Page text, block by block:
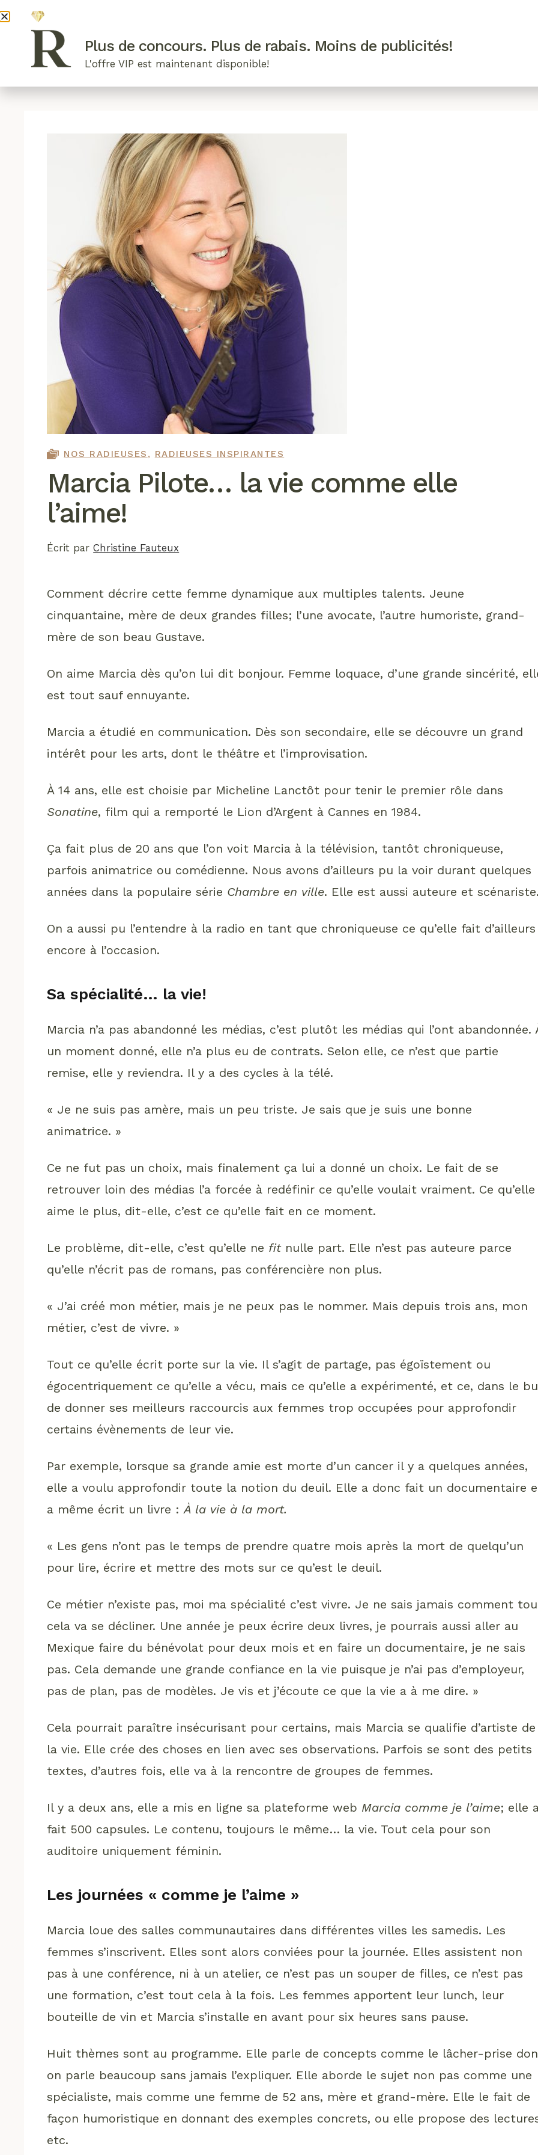
NOS RADIEUSES , RADIEUSES INSPIRANTES
Marcia Pilote… la vie comme elle
l’aime!
Écrit parChristine Fauteux
Comment décrire cette femme dynamique aux multiples talents. Jeune
cinquantaine, mère de deux grandes filles; l’une avocate, l’autre humoriste, grand-
mère de son beau Gustave.
On aime Marcia dès qu’on lui dit bonjour. Femme loquace, d’une grande sincérité,
est tout sauf ennuyante.
Marcia a étudié en communication. Dès son secondaire, elle se découvre un grand
intérêt pour les arts, dont le théâtre et l’improvisation.
À 14 ans, elle est choisie par Micheline Lanctôt pour tenir le premier rôle dans
Sonatine, film qui a remporté le Lion d’Argent à Cannes en 1984.
Ça fait plus de 20 ans que l’on voit Marcia à la télévision, tantôt chroniqueuse,
parfois animatrice ou comédienne. Nous avons d’ailleurs pu la voir durant quelques
années dans la populaire série Chambre en ville. Elle est aussi auteure et
On a aussi pu l’entendre à la radio en tant que chroniqueuse ce qu’elle fait d’ailleurs
encore à l’occasion.
Sa spécialité… la vie!
Marcia n’a pas abandonné les médias, c’est plutôt les médias qui l’ont abandonnée.
un moment donné, elle n’a plus eu de contrats. Selon elle, ce n’est que partie
remise, elle y reviendra. Il y a des cycles à la télé.
« Je ne suis pas amère, mais un peu triste. Je sais que je suis une bonne
animatrice. »
Ce ne fut pas un choix, mais finalement ça lui a donné un choix. Le fait de se
retrouver loin des médias l’a forcée à redéfinir ce qu’elle voulait vraiment. Ce qu’elle
aime le plus, dit-elle, c’est ce qu’elle fait en ce moment.
Le problème, dit-elle, c’est qu’elle ne fit nulle part. Elle n’est pas auteure parce
qu’elle n’écrit pas de romans, pas conférencière non plus.
« J’ai créé mon métier, mais je ne peux pas le nommer. Mais depuis trois ans, mon
métier, c’est de vivre. »
Tout ce qu’elle écrit porte sur la vie. Il s’agit de partage, pas égoïstement ou
égocentriquement ce qu’elle a vécu, mais ce qu’elle a expérimenté, et ce, dans le
de donner ses meilleurs raccourcis aux femmes trop occupées pour approfondir
certains évènements de leur vie.
Par exemple, lorsque sa grande amie est morte d’un cancer il y a quelques années,
elle a voulu approfondir toute la notion du deuil. Elle a donc fait un documentaire
a même écrit un livre :À la vie à la mort.
« Les gens n’ont pas le temps de prendre quatre mois après la mort de quelqu’un
pour lire, écrire et mettre des mots sur ce qu’est le deuil.
Ce métier n’existe pas, moi ma spécialité c’est vivre. Je ne sais jamais comment
cela va se décliner. Une année je peux écrire deux livres, je pourrais aussi aller au
Mexique faire du bénévolat pour deux mois et en faire un documentaire, je ne sais
pas. Cela demande une grande confiance en la vie puisque je n’ai pas d’employeur,
pas de plan, pas de modèles. Je vis et j’écoute ce que la vie a à me dire. »
Cela pourrait paraître insécurisant pour certains, mais Marcia se qualifie d’artiste de
la vie. Elle crée des choses en lien avec ses observations. Parfois se sont des petits
textes, d’autres fois, elle va à la rencontre de groupes de femmes.
Il y a deux ans, elle a mis en ligne sa plateforme web Marcia comme je l’aime; elle
fait 500 capsules. Le contenu, toujours le même… la vie. Tout cela pour son
auditoire uniquement féminin.
Les journées « comme je l’aime »
Marcia loue des salles communautaires dans différentes villes les samedis. Les
femmes s’inscrivent. Elles sont alors conviées pour la journée. Elles assistent non
pas à une conférence, ni à un atelier, ce n’est pas un souper de filles, ce n’est pas
une formation, c’est tout cela à la fois. Les femmes apportent leur lunch, leur
bouteille de vin et Marcia s’installe en avant pour six heures sans pause.
Huit thèmes sont au programme. Elle parle de concepts comme le lâcher-prise
on parle beaucoup sans jamais l’expliquer. Elle aborde le sujet non pas comme une
spécialiste, mais comme une femme de 52 ans, mère et grand-mère. Elle le fait de
façon humoristique en donnant des exemples concrets, ou elle propose des
etc.
Plus de concours. Plus de rabais. Moins de publicités!
L'offre VIP est maintenant disponible!